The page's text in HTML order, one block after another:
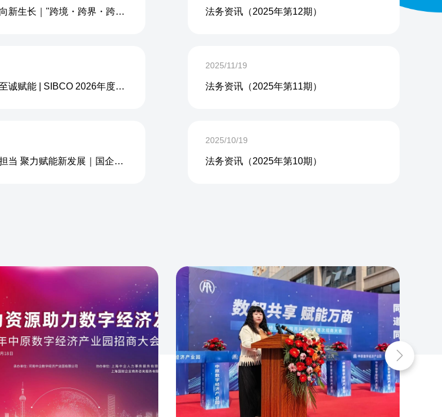
向内扎根，向新生长｜"跨境・跨界・跨周期企业内生力沙龙"成功举办
同心筑梦，至诚赋能 | SIBCO 2026年度团建活动圆满收官
积极履职显担当 聚力赋能新发展｜国企商务&中企人力出席上海现代服务业联合会第五届会员大会第三次会议暨2026服务业高质量发展大会
法务资讯（2025年第12期）
2025/11/19
法务资讯（2025年第11期）
2025/10/19
法务资讯（2025年第10期）